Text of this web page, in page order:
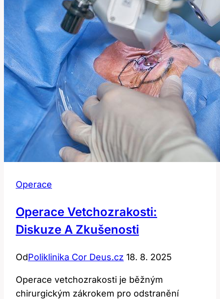
Operace
Operace Vetchozrakosti:
Diskuze A Zkušenosti
OdPoliklinika Cor Deus.cz 18. 8. 2025
Operace vetchozrakosti je běžným
chirurgickým zákrokem pro odstranění